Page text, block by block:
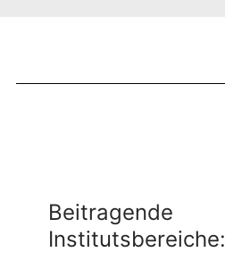
Beitragende
Institutsbereiche: